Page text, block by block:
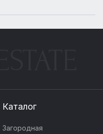
Каталог
Загородная